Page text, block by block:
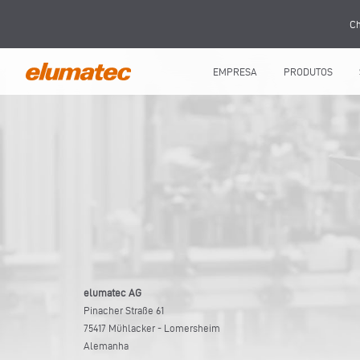
EMPRESA PRODUTOS
elumatec AG
Pinacher Straße 61
75417 Mühlacker - Lomersheim
Alemanha